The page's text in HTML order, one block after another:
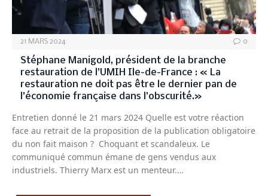
21 MARS 2024 0
Stéphane Manigold, président de la branche
restauration de l’UMIH Ile-de-France : « La
restauration ne doit pas être le dernier pan de
l’économie française dans l’obscurité.»
Entretien donné le 21 mars 2024 Quelle est votre réaction
face au retrait de la proposition de la publication obligatoire
du non fait maison ? Choquant et scandaleux. Le
communiqué commun émane de gens vendus aux
industriels. Thierry Marx est un menteur.…